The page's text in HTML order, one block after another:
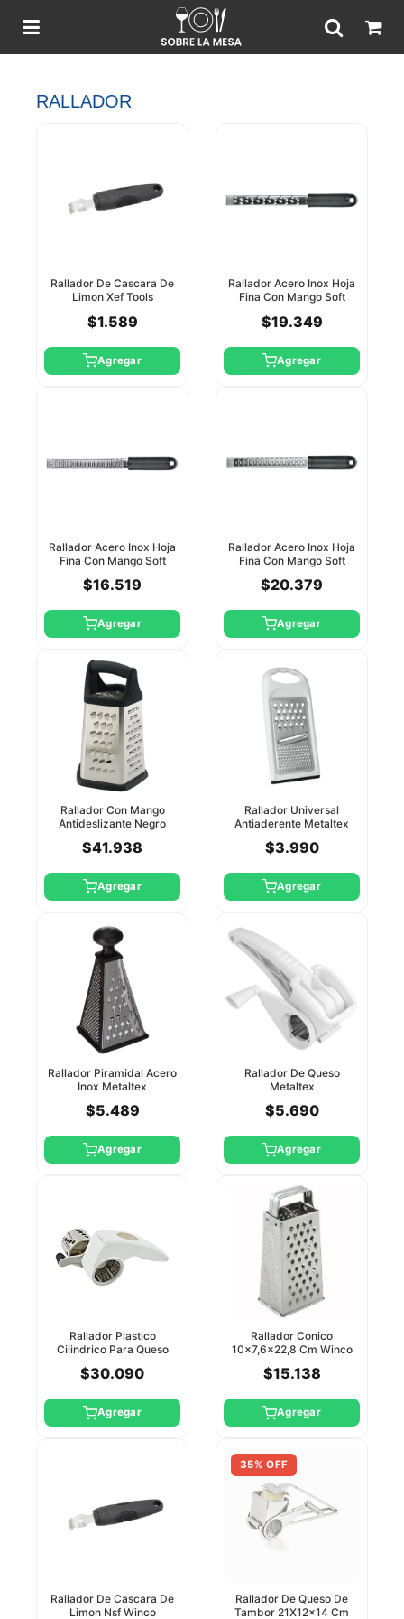
RALLADOR
Rallador De Cascara De
Limon Xef Tools
$1.589
Agregar
Rallador Acero Inox Hoja
Fina Con Mango Soft
$19.349
Agregar
Rallador Acero Inox Hoja
Fina Con Mango Soft
$16.519
Agregar
Rallador Acero Inox Hoja
Fina Con Mango Soft
$20.379
Agregar
Rallador Con Mango
Antideslizante Negro
$41.938
Agregar
Rallador Universal
Antiaderente Metaltex
$3.990
Agregar
Rallador Piramidal Acero
Inox Metaltex
$5.489
Agregar
Rallador De Queso
Metaltex
$5.690
Agregar
Rallador Plastico
Cilindrico Para Queso
$30.090
Agregar
Rallador Conico
10×7,6×22,8 Cm Winco
$15.138
Agregar
Rallador De Cascara De
Limon Nsf Winco
35% OFF
Rallador De Queso De
Tambor 21X12x14 Cm